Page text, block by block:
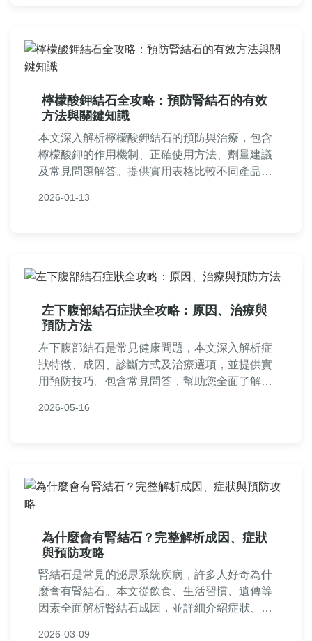
檸檬酸鉀結石全攻略：預防腎結石的有效
方法與關鍵知識
本文深入解析檸檬酸鉀結石的預防與治療，包含
檸檬酸鉀的作用機制、正確使用方法、劑量建議
及常見問題解答。提供實用表格比較不同產品，
人經驗，適合有結石風險的讀者參考。
2026-01-13
左下腹部結石症狀全攻略：原因、治療與
預防方法
左下腹部結石是常見健康問題，本文深入解析症
狀特徵、成因、診斷方式及治療選項，並提供實
用預防技巧。包含常見問答，幫助您全面了解如
決策，一次掌握所有實用資訊。
2026-05-16
為什麼會有腎結石？完整解析成因、症狀
與預防攻略
腎結石是常見的泌尿系統疾病，許多人好奇為什
麼會有腎結石。本文從飲食、生活習慣、遺傳等
因素全面解析腎結石成因，並詳細介紹症狀、診
2026-03-09